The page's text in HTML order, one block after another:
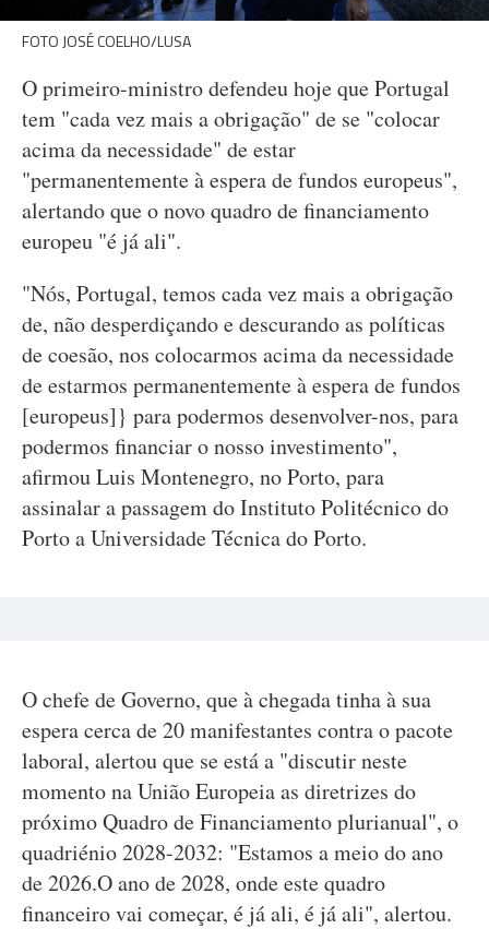
FOTO JOSÉ COELHO/LUSA
O primeiro-ministro defendeu hoje que Portugal
tem "cada vez mais a obrigação" de se "colocar
acima da necessidade" de estar
"permanentemente à espera de fundos europeus",
alertando que o novo quadro de financiamento
europeu "é já ali".
"Nós, Portugal, temos cada vez mais a obrigação
de, não desperdiçando e descurando as políticas
de coesão, nos colocarmos acima da necessidade
de estarmos permanentemente à espera de fundos
[europeus]} para podermos desenvolver-nos, para
podermos financiar o nosso investimento",
afirmou Luis Montenegro, no Porto, para
assinalar a passagem do Instituto Politécnico do
Porto a Universidade Técnica do Porto.
O chefe de Governo, que à chegada tinha à sua
espera cerca de 20 manifestantes contra o pacote
laboral, alertou que se está a "discutir neste
momento na União Europeia as diretrizes do
próximo Quadro de Financiamento plurianual", o
quadriénio 2028-2032: "Estamos a meio do ano
de 2026.O ano de 2028, onde este quadro
financeiro vai começar, é já ali, é já ali", alertou.